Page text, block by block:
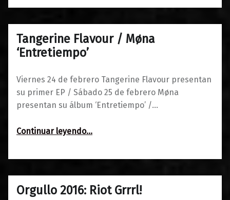
Tangerine Flavour / Møna
‘Entretiempo’
Viernes 24 de febrero Tangerine Flavour presentan
su primer EP / Sábado 25 de febrero Møna
presentan su álbum ‘Entretiempo’ /…
Continuar leyendo…
20/02/20170
Maravillas
Orgullo 2016: Riot Grrrl!
29/06/2016
0
Maravillas